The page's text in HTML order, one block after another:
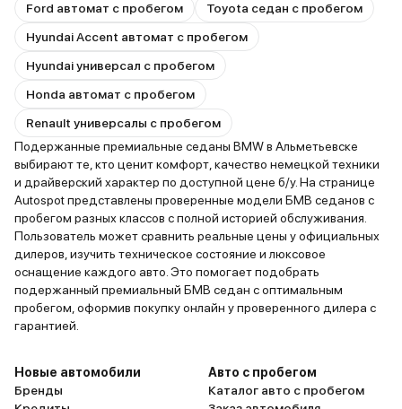
Ford автомат с пробегом
Toyota седан с пробегом
Hyundai Accent автомат с пробегом
Hyundai универсал с пробегом
Honda автомат с пробегом
Renault универсалы с пробегом
Подержанные премиальные седаны BMW в Альметьевске
выбирают те, кто ценит комфорт, качество немецкой техники
и драйверский характер по доступной цене б/у. На странице
Autospot представлены проверенные модели БМВ седанов с
пробегом разных классов с полной историей обслуживания.
Пользователь может сравнить реальные цены у официальных
дилеров, изучить техническое состояние и люксовое
оснащение каждого авто. Это помогает подобрать
подержанный премиальный БМВ седан с оптимальным
пробегом, оформив покупку онлайн у проверенного дилера с
гарантией.
Новые автомобили
Бренды
Авто с пробегом
Каталог авто с пробегом